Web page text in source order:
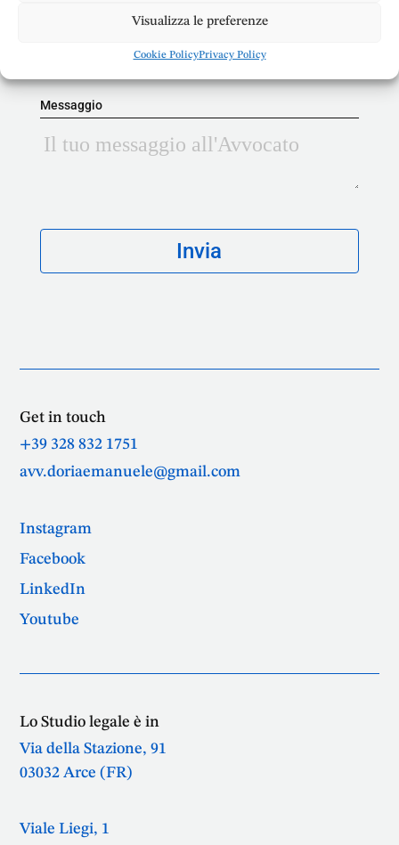
Visualizza le preferenze
Cookie PolicyPrivacy Policy
Messaggio
Get in touch
+39 328 832 1751
avv.doriaemanuele@gmail.com
Instagram
Facebook
LinkedIn
Youtube
Lo Studio legale è in
Via della Stazione, 91
03032 Arce (FR)
Viale Liegi, 1